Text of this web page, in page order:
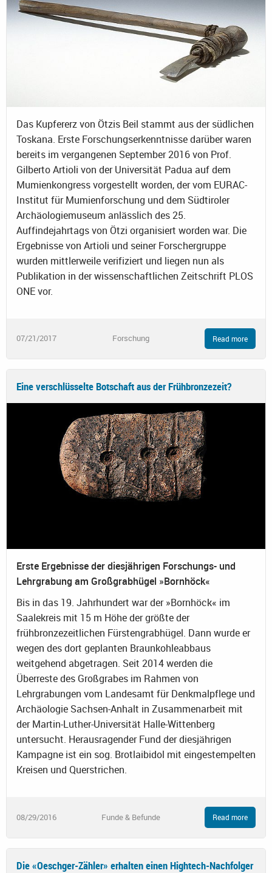
Das Kupfererz von Ötzis Beil stammt aus der südlichen
Toskana. Erste Forschungserkenntnisse darüber waren
bereits im vergangenen September 2016 von Prof.
Gilberto Artioli von der Universität Padua auf dem
Mumienkongress vorgestellt worden, der vom EURAC-
Institut für Mumienforschung und dem Südtiroler
Archäologiemuseum anlässlich des 25.
Auffindejahrtags von Ötzi organisiert worden war. Die
Ergebnisse von Artioli und seiner Forschergruppe
wurden mittlerweile verifiziert und liegen nun als
Publikation in der wissenschaftlichen Zeitschrift PLOS
ONE vor.
07/21/2017 Forschung Read more
Eine verschlüsselte Botschaft aus der Frühbronzezeit?
Erste Ergebnisse der diesjährigen Forschungs- und
Lehrgrabung am Großgrabhügel »Bornhöck«
Bis in das 19. Jahrhundert war der »Bornhöck« im
Saalekreis mit 15 m Höhe der größte der
frühbronzezeitlichen Fürstengrabhügel. Dann wurde er
wegen des dort geplanten Braunkohleabbaus
weitgehend abgetragen. Seit 2014 werden die
Überreste des Großgrabes im Rahmen von
Lehrgrabungen vom Landesamt für Denkmalpflege und
Archäologie Sachsen-Anhalt in Zusammenarbeit mit
der Martin-Luther-Universität Halle-Wittenberg
untersucht. Herausragender Fund der diesjährigen
Kampagne ist ein sog. Brotlaibidol mit eingestempelten
Kreisen und Querstrichen.
08/29/2016 Funde & Befunde Read more
Die «Oeschger-Zähler» erhalten einen Hightech-Nachfolger